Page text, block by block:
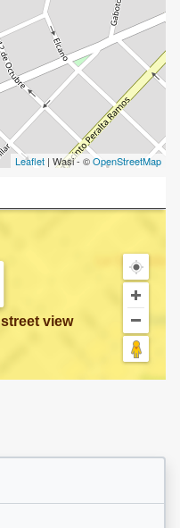
Leaflet | Wasi - ©OpenStreetMap
street view